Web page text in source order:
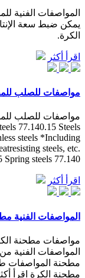
المواصفات الفنية
يمكن ضبط سعة
الكرة.
اقرأ أكثر
مواصفات للصلب
77.140.15 Steels
steels *Including
steels, etc.
steels 77.140 ...
اقرأ أكثر
المواصفات الفنية
مواصفات مطحنة
المواصفات الفنية
مطحنة المواصفات
مطحنة الكرة اقرأ